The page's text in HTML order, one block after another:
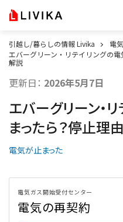
引越し/暮らしの情報 Livika 電気
エバーグリーン・リテイリングの
解説
更新日： 2026年5月7日
エバーグリーン・
まったら？停止理
電気が止まった
電気ガス開始受付センター
電気の再契約